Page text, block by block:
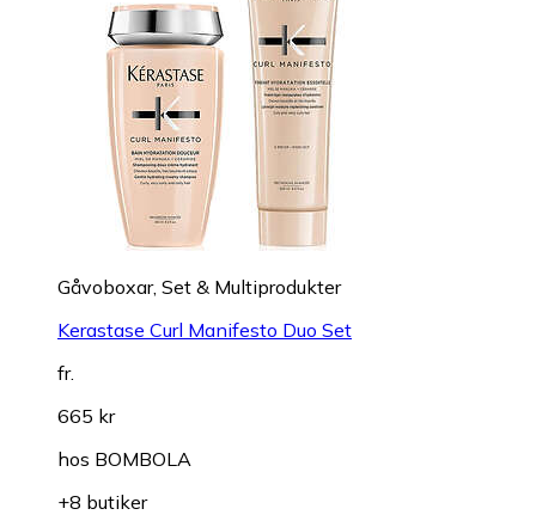
Gåvoboxar, Set & Multiprodukter
Kerastase Curl Manifesto Duo Set
fr.
665 kr
hos BOMBOLA
+8 butiker